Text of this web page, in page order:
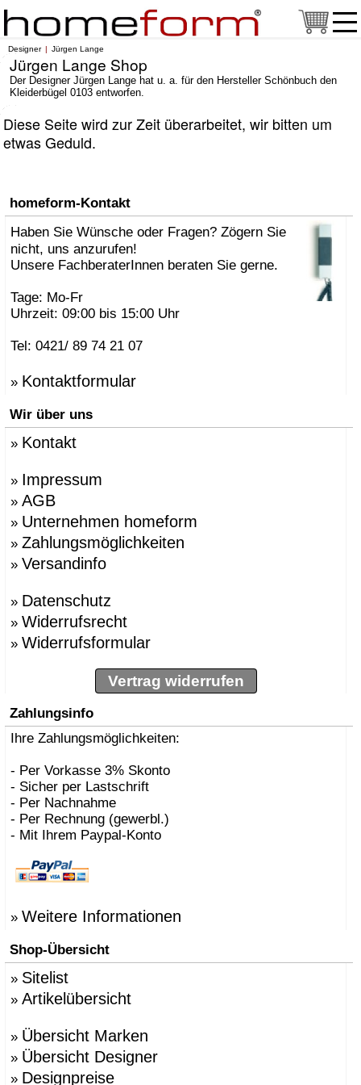
Designer Jürgen Lange
Jürgen Lange Shop
Der Designer Jürgen Lange hat u. a. für den Hersteller Schönbuch den
Kleiderbügel 0103 entworfen.
Diese Seite wird zur Zeit überarbeitet, wir bitten um
etwas Geduld.
homeform-Kontakt
Haben Sie Wünsche oder Fragen? Zögern Sie
nicht, uns anzurufen!
Unsere FachberaterInnen beraten Sie gerne.
Tage: Mo-Fr
Uhrzeit: 09:00 bis 15:00 Uhr
Tel: 0421/ 89 74 21 07
» Kontaktformular
Wir über uns
» Kontakt
» Impressum
» AGB
» Unternehmen homeform
» Zahlungsmöglichkeiten
» Versandinfo
» Datenschutz
» Widerrufsrecht
» Widerrufsformular
Vertrag widerrufen
Zahlungsinfo
Ihre Zahlungsmöglichkeiten:
- Per Vorkasse 3% Skonto
- Sicher per Lastschrift
- Per Nachnahme
- Per Rechnung (gewerbl.)
- Mit Ihrem Paypal-Konto
» Weitere Informationen
Shop-Übersicht
» Sitelist
» Artikelübersicht
» Übersicht Marken
» Übersicht Designer
» Designpreise